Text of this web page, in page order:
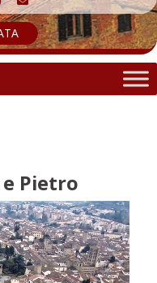
Pietro